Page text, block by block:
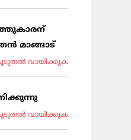
മാങ്ങാട്
വായിക്കുക
വായിക്കുക